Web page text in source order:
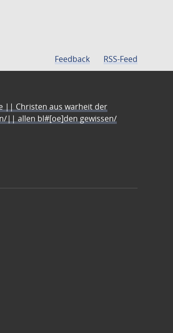
Feedback RSS-Feed
|| Christen aus warheit der
|| allen bl#[oe]den gewissen/